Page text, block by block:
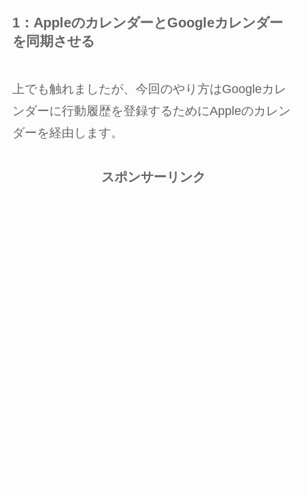
1：AppleのカレンダーとGoogleカレンダー
を同期させる
上でも触れましたが、今回のやり方はGoogleカレ
ンダーに行動履歴を登録するためにAppleのカレン
ダーを経由します。
スポンサーリンク